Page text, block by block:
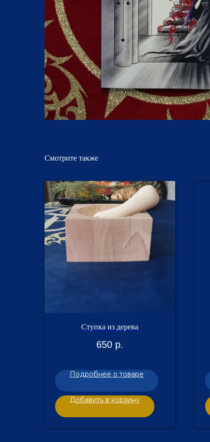
Смотрите также
Ступка из дерева
650 р.
Подробнее о товаре
Добавить в корзину